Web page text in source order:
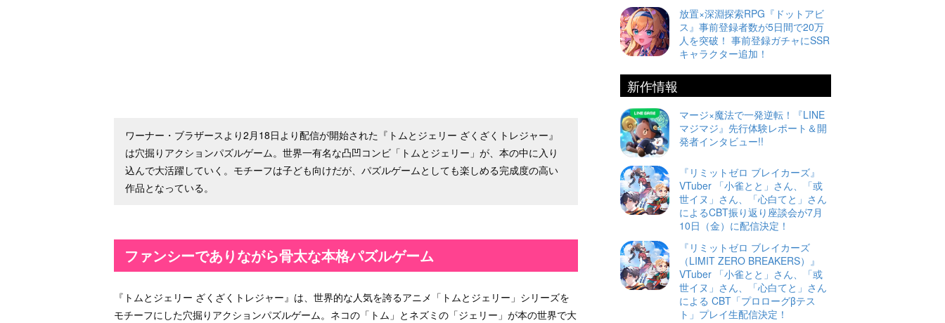
ワーナー・ブラザースより2月18日より配信が開始された『トムとジェリー ざくざくトレジャー』
は穴掘りアクションパズルゲーム。世界一有名な凸凹コンビ「トムとジェリー」が、本の中に入り
込んで大活躍していく。モチーフは子ども向けだが、パズルゲームとしても楽しめる完成度の高い
作品となっている。
ファンシーでありながら骨太な本格パズルゲーム
『トムとジェリー ざくざくトレジャー』は、世界的な人気を誇るアニメ「トムとジェリー」シリーズを
モチーフにした穴掘りアクションパズルゲーム。ネコの「トム」とネズミの「ジェリー」が本の世界で大
放置×深淵探索RPG『ドットアビ
ス』事前登録者数が5日間で20万
人を突破！ 事前登録ガチャにSSR
キャラクター追加！
新作情報
マージ×魔法で一発逆転！『LINE
マジマジ』先行体験レポート＆開
発者インタビュー!!
『リミットゼロ ブレイカーズ』
VTuber 「小雀とと」さん、「或
世イヌ」さん、「心白てと」さん
によるCBT振り返り座談会が7月
10日（金）に配信決定！
『リミットゼロ ブレイカーズ
（LIMIT ZERO BREAKERS）』
VTuber 「小雀とと」さん、「或
世イヌ」さん、「心白てと」さん
による CBT「プロローグβテス
ト」プレイ生配信決定！